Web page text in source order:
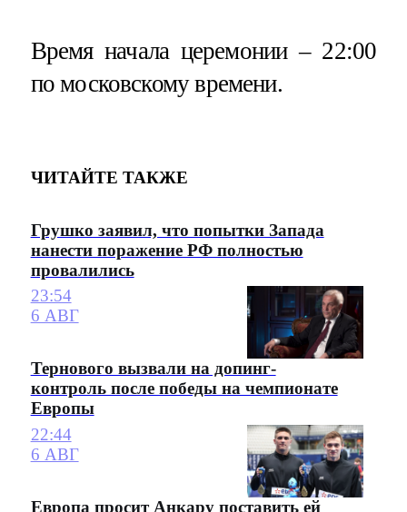
Время начала церемонии – 22:00
по московскому времени.
ЧИТАЙТЕ ТАКЖЕ
Грушко заявил, что попытки Запада
нанести поражение РФ полностью
провалились
23:54
6 АВГ
Тернового вызвали на допинг-
контроль после победы на чемпионате
Европы
22:44
6 АВГ
Европа просит Анкару поставить ей